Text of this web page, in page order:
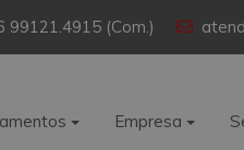
99121.4915 (Com.)
Empresa